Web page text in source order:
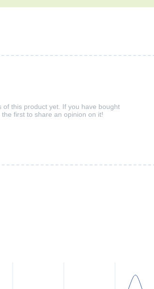
of this product yet. If you have bought
first to share an opinion on it!